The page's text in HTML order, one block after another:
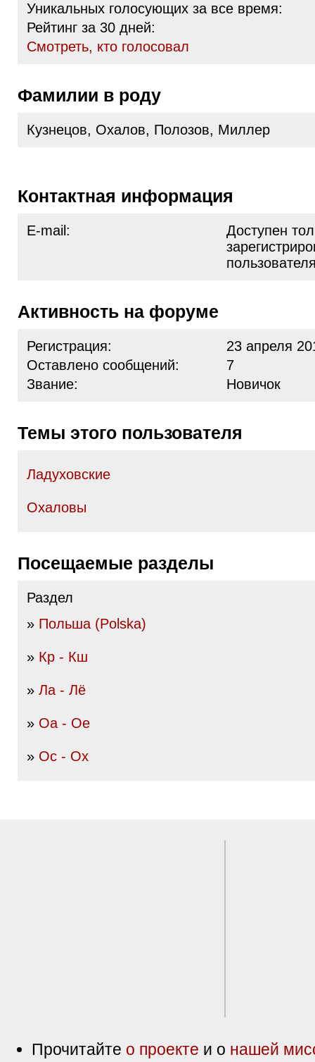
Уникальных голосующих за все время:
Рейтинг за 30 дней:
Cмотреть, кто голосовал
Фамилии в роду
Кузнецов, Охалов, Полозов, Миллер
Контактная информация
E-mail:
Доступен
Активность на форуме
Регистрация:
23 апреля
Оставлено сообщений:
7
Звание:
Новичок
Темы этого пользователя
Ладуховские
Охаловы
Посещаемые разделы
Раздел
» Польша (Polska)
» Кр - Кш
» Ла - Лё
» Оа - Ое
» Ос - Ох
Прочитайте о проекте и о нашей